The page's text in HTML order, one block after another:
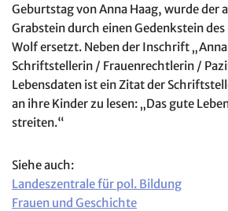
Geburtstag von Anna Haag, wurde der
Grabstein durch einen Gedenkstein
Wolf ersetzt. Neben der Inschrift
Schriftstellerin / Frauenrechtlerin /
Lebensdaten ist ein Zitat der
an ihre Kinder zu lesen: „Das gute
streiten.“
Siehe auch:
Landeszentrale für pol. Bildung
Frauen und Geschichte